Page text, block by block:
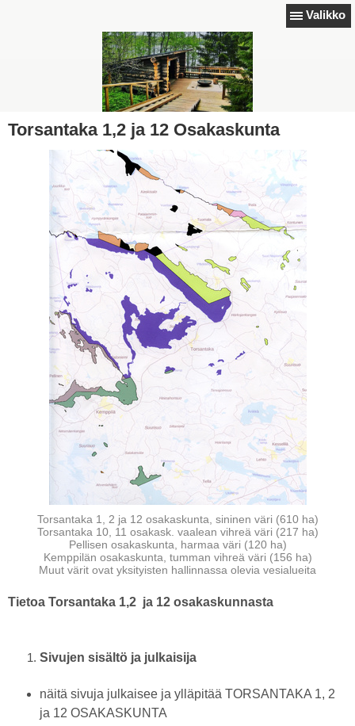
Valikko
Torsantaka 1,2 ja 12 Osakaskunta
Torsantaka 1, 2 ja 12 osakaskunta, sininen väri (610 ha)
Torsantaka 10, 11 osakask. vaalean vihreä väri (217 ha)
Pellisen osakaskunta, harmaa väri (120 ha)
Kemppilän osakaskunta, tumman vihreä väri (156 ha)
Muut värit ovat yksityisten hallinnassa olevia vesialueita
Tietoa Torsantaka 1,2 ja 12 osakaskunnasta
Sivujen sisältö ja julkaisija
näitä sivuja julkaisee ja ylläpitää TORSANTAKA 1, 2
ja 12 OSAKASKUNTA